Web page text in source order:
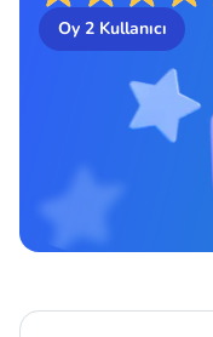
Oy 2Kullanıcı